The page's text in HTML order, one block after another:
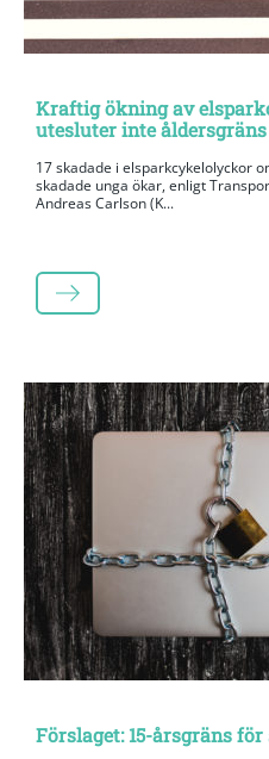
Kraftig ökning av
utesluter inte åldersgräns
17 skadade i elsparkcykelolyckor
skadade unga ökar, enligt
Andreas Carlson (K...
LÄS MER
Förslaget: 15-årsgräns